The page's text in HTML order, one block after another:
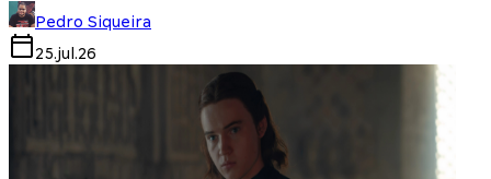
Pedro Siqueira
25.jul.26